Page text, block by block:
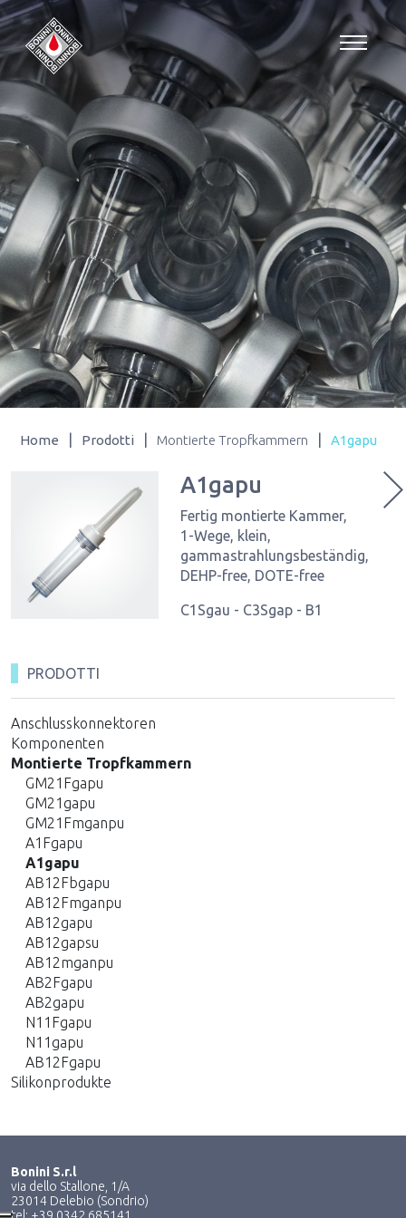
Home Prodotti Montierte Tropfkammern A1gapu
PRODOTTI
Anschlusskonnektoren
Komponenten
Montierte Tropfkammern
GM21Fgapu
GM21gapu
GM21Fmganpu
A1Fgapu
A1gapu
AB12Fbgapu
AB12Fmganpu
AB12gapu
AB12gapsu
AB12mganpu
AB2Fgapu
AB2gapu
N11Fgapu
N11gapu
AB12Fgapu
Silikonprodukte
A1gapu
Fertig montierte Kammer,
1-Wege, klein,
gammastrahlungsbeständig,
DEHP-free, DOTE-free
C1Sgau - C3Sgap - B1
Bonini S.r.l
via dello Stallone, 1/A
23014 Delebio (Sondrio)